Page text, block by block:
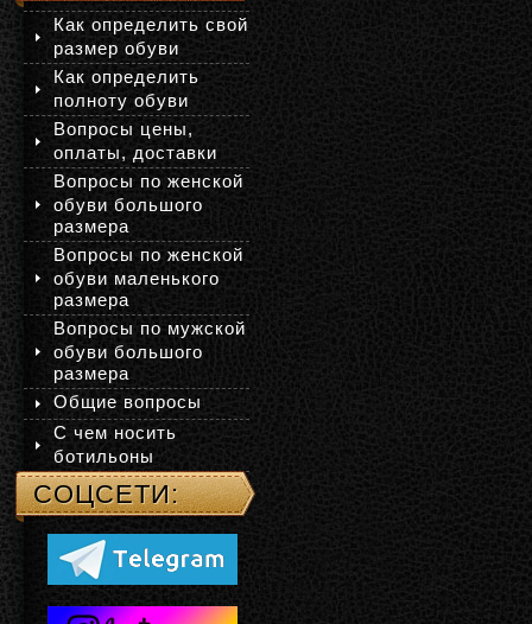
Как определить свой
размер обуви
Как определить
полноту обуви
Вопросы цены,
оплаты, доставки
Вопросы по женской
обуви большого
размера
Вопросы по женской
обуви маленького
размера
Вопросы по мужской
обуви большого
размера
Общие вопросы
С чем носить
ботильоны
СОЦСЕТИ: